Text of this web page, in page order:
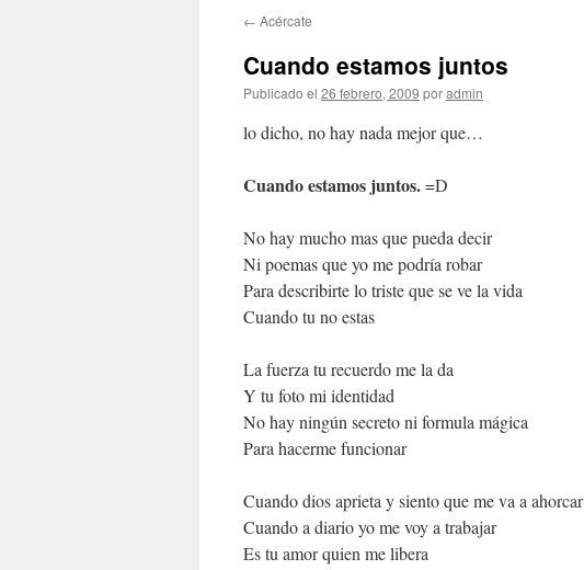
← Acércate
Cuando estamos juntos
Publicado el 26 febrero, 2009 poradmin
lo dicho, no hay nada mejor que…
Cuando estamos juntos.=D
No hay mucho mas que pueda decir
Ni poemas que yo me podría robar
Para describirte lo triste que se ve la vida
Cuando tu no estas
La fuerza tu recuerdo me la da
Y tu foto mi identidad
No hay ningún secreto ni formula mágica
Para hacerme funcionar
Cuando dios aprieta y siento que me va a ahorcar
Cuando a diario yo me voy a trabajar
Es tu amor quien me libera